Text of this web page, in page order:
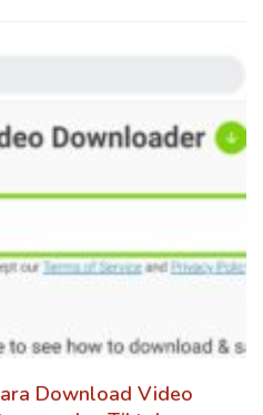
Download Video